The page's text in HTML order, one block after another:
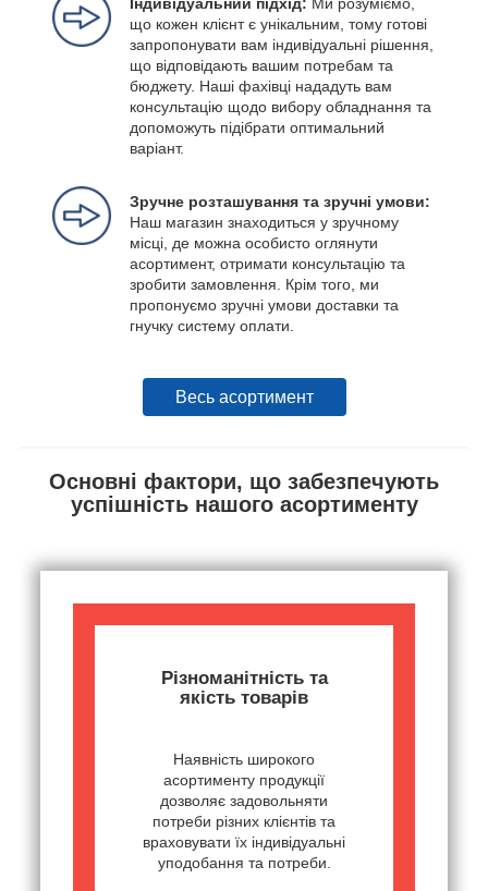
Індивідуальний підхід: Ми розуміємо,
що кожен клієнт є унікальним, тому готові
запропонувати вам індивідуальні рішення,
що відповідають вашим потребам та
бюджету. Наші фахівці нададуть вам
консультацію щодо вибору обладнання та
допоможуть підібрати оптимальний
варіант.
Зручне розташування та зручні умови:
Наш магазин знаходиться у зручному
місці, де можна особисто оглянути
асортимент, отримати консультацію та
зробити замовлення. Крім того, ми
пропонуємо зручні умови доставки та
гнучку систему оплати.
Весь асортимент
Основні фактори, що забезпечують
успішність нашого асортименту
Різноманітність та
якість товарів
Наявність широкого
асортименту продукції
дозволяє задовольняти
потреби різних клієнтів та
враховувати їх індивідуальні
уподобання та потреби.